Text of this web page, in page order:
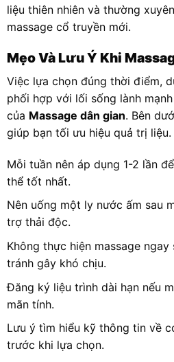
liệu thiên nhiên và thường
massage cổ truyền mới.
Mẹo Và Lưu Ý Khi
Việc lựa chọn đúng thời điểm,
phối hợp với lối sống lành
của Massage dân gian. Bên
giúp bạn tối ưu hiệu quả trị liệu.
Mỗi tuần nên áp dụng 1-2 lần
thể tốt nhất.
Nên uống một ly nước ấm sau
trợ thải độc.
Không thực hiện massage ngay
tránh gây khó chịu.
Đăng ký liệu trình dài hạn nếu
mãn tính.
Lưu ý tìm hiểu kỹ thông tin về
trước khi lựa chọn.